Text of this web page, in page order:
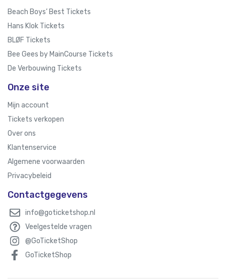
Beach Boys’ Best Tickets
Hans Klok Tickets
BLØF Tickets
Bee Gees by MainCourse Tickets
De Verbouwing Tickets
Onze site
Mijn account
Tickets verkopen
Over ons
Klantenservice
Algemene voorwaarden
Privacybeleid
Contactgegevens
info@goticketshop.nl
Veelgestelde vragen
@GoTicketShop
GoTicketShop